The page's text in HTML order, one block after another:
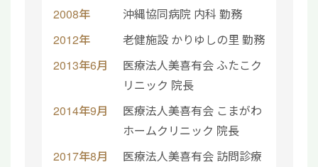
2008年
沖縄協同病院 内科 勤務
2012年
老健施設 かりゆしの里 勤務
2013年6月
医療法人美喜有会 ふたこク
リニック 院長
2014年9月
医療法人美喜有会 こまがわ
ホームクリニック 院長
2017年8月
医療法人美喜有会 訪問診療